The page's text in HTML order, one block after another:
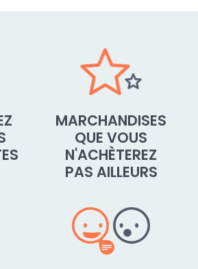
MARCHANDISES
QUE VOUS
N'ACHÈTEREZ
PAS AILLEURS